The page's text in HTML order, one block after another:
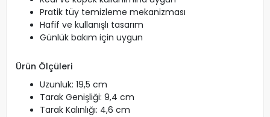
Pratik tüy temizleme mekanizması
Hafif ve kullanışlı tasarım
Günlük bakım için uygun
Ürün Ölçüleri
Uzunluk: 19,5 cm
Tarak Genişliği: 9,4 cm
Tarak Kalınlığı: 4,6 cm